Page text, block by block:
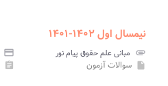
نیمسال اول ۱۴۰۲-۱۴۰۱
attachment مبانی علم حقوق پیام نور credit_card
insert_drive_file سوالات آزمون assignment